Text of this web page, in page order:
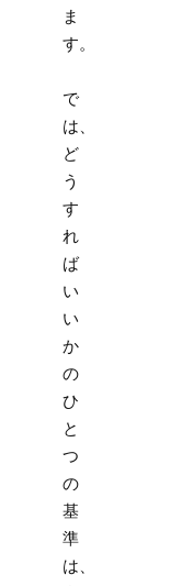
ま
す。
で
は、
ど
う
す
れ
ば
い
い
か
の
ひ
と
つ
の
基
準
は、